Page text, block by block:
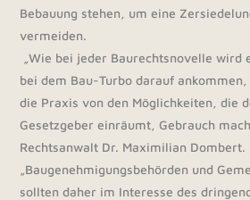
Bebauung stehen, um eine
vermeiden.
„Wie bei jeder Baurechtsnovelle wird
bei dem Bau-Turbo darauf ankommen,
die Praxis von den Möglichkeiten, die
Gesetzgeber einräumt, Gebrauch
Rechtsanwalt Dr. Maximilian Dombert.
„Baugenehmigungsbehörden und
sollten daher im Interesse des